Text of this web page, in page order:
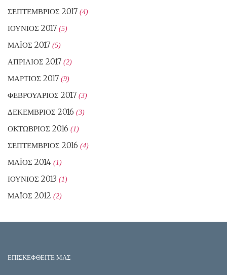
ΣΕΠΤΈΜΒΡΙΟΣ 2017 (4)
ΙΟΎΝΙΟΣ 2017 (5)
ΜΆΙΟΣ 2017 (5)
ΑΠΡΊΛΙΟΣ 2017 (2)
ΜΆΡΤΙΟΣ 2017 (9)
ΦΕΒΡΟΥΆΡΙΟΣ 2017 (3)
ΔΕΚΈΜΒΡΙΟΣ 2016 (3)
ΟΚΤΏΒΡΙΟΣ 2016 (1)
ΣΕΠΤΈΜΒΡΙΟΣ 2016 (4)
ΜΆΙΟΣ 2014 (1)
ΙΟΎΝΙΟΣ 2013 (1)
ΜΆΙΟΣ 2012 (2)
ΕΠΙΣΚΕΦΘΕΙΤΕ ΜΑΣ